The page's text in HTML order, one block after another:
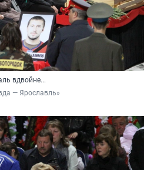
вдвойне...
— Ярославль»